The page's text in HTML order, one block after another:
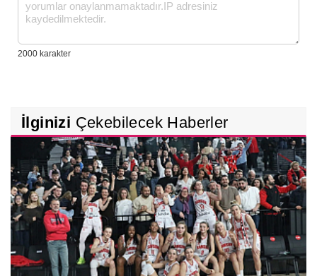
İlginizi Çekebilecek Haberler